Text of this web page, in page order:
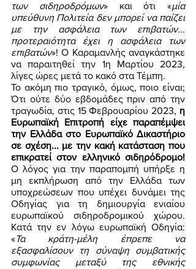
των σιδηροδρόμων» και ότι «μία
υπεύθυνη Πολιτεία δεν μπορεί να παίζει
με την ασφάλεια των επιβατών...
προτεραιότητα έχει η ασφάλεια των
επιβατών»! Ο Καραμανλής αναγκάστηκε
να παραιτηθεί την 1η Μαρτίου 2023,
λίγες ώρες μετά το κακό στα Τέμπη.
Το ακόμη πιο τραγικό, όμως, ποιο είναι;
Ότι ούτε δύο εβδομάδες πριν από την
τραγωδία, στις 15 Φεβρουαρίου 2023, η
Ευρωπαϊκή Επιτροπή είχε παραπέμψει
την Ελλάδα στο Ευρωπαϊκό Δικαστήριο
σε σχέση... με την κακή κατάσταση που
επικρατεί στον ελληνικό σιδηρόδρομο!
Ο λόγος για την παραπομπή υπήρξε η
μη εκπλήρωση από την Ελλάδα των
υποχρεώσεων που υπέχει δυνάμει της
Οδηγίας για τη δημιουργία ενιαίου
ευρωπαϊκού σιδηροδρομικού χώρου.
Κατά την εν λόγω ευρωπαϊκή Οδηγία:
«Τα κράτη-μέλη έπρεπε να
εξασφαλίσουν τη σύναψη συμβατικής
συμφωνίας μεταξύ της εθνικής